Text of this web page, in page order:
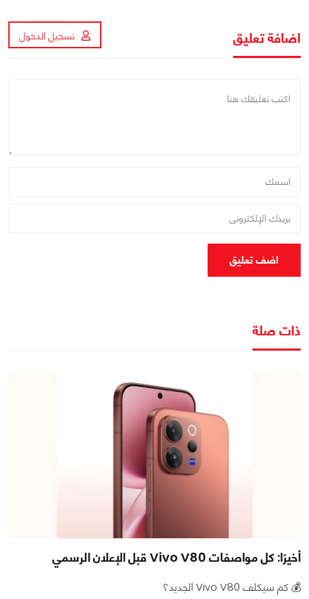
اضافة تعليق تسجيل الدخول
اضف تعليق
ذات صلة
أخيرًا: كل مواصفات Vivo V80 قبل الإعلان الرسمي
💰 كم سيكلف Vivo V80 الجديد؟